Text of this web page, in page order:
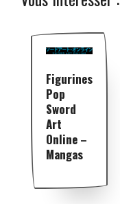
Figurines
Pop
Sword
Art
Online –
Mangas